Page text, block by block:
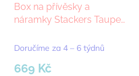
Box na přívěsky a
náramky Stackers Taupe
šedobéžová
Doručíme za 4 – 6 týdnů
669 Kč